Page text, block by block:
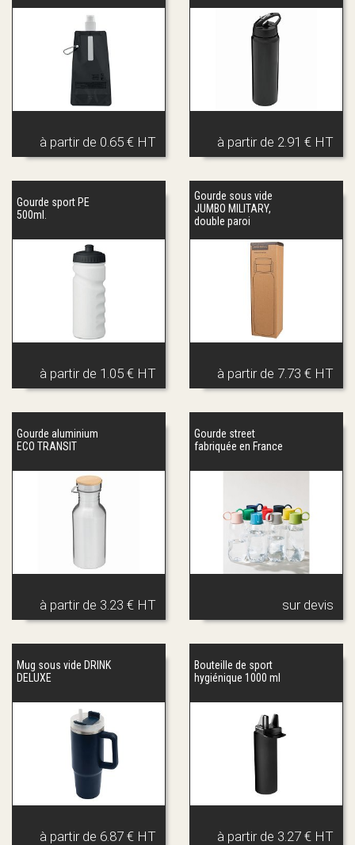
à partir de 0.65 € HT à partir de 2.91 € HT
Gourde sport PE
500ml.
à partir de 1.05 € HT
Gourde sous vide
JUMBO MILITARY,
double paroi
à partir de 7.73 € HT
Gourde aluminium
ECO TRANSIT
à partir de 3.23 € HT
Gourde street
fabriquée en France
sur devis
Mug sous vide DRINK
DELUXE
à partir de 6.87 € HT
Bouteille de sport
hygiénique 1000 ml
à partir de 3.27 € HT